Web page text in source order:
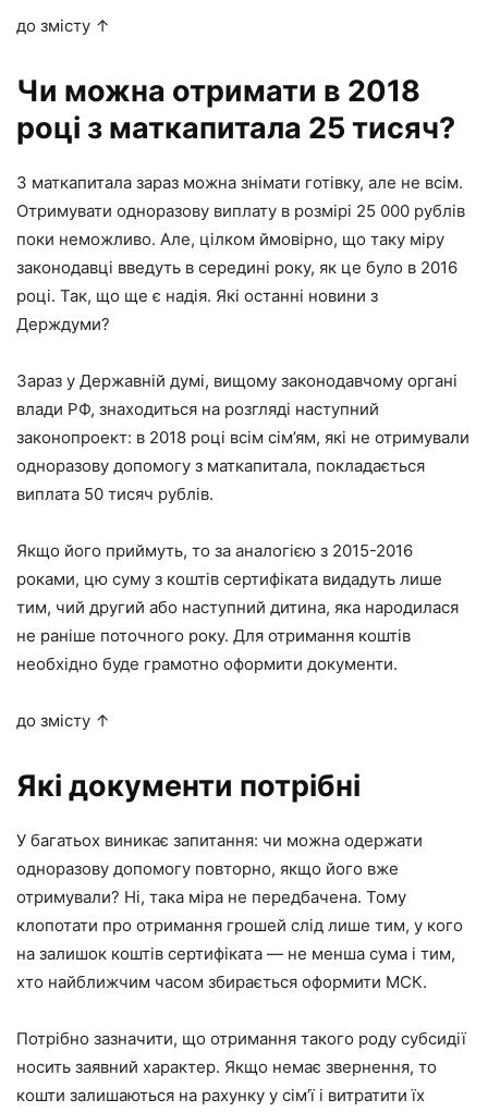
до змісту ↑
Чи можна отримати в 2018
році з маткапитала 25 тисяч?
З маткапитала зараз можна знімати готівку, але не всім.
Отримувати одноразову виплату в розмірі 25 000 рублів
поки неможливо. Але, цілком ймовірно, що таку міру
законодавці введуть в середині року, як це було в 2016
році. Так, що ще є надія. Які останні новини з
Держдуми?
Зараз у Державній думі, вищому законодавчому органі
влади РФ, знаходиться на розгляді наступний
законопроект: в 2018 році всім сім’ям, які не отримували
одноразову допомогу з маткапитала, покладається
виплата 50 тисяч рублів.
Якщо його приймуть, то за аналогією з 2015-2016
роками, цю суму з коштів сертифіката видадуть лише
тим, чий другий або наступний дитина, яка народилася
не раніше поточного року. Для отримання коштів
необхідно буде грамотно оформити документи.
до змісту ↑
Які документи потрібні
У багатьох виникає запитання: чи можна одержати
одноразову допомогу повторно, якщо його вже
отримували? Ні, така міра не передбачена. Тому
клопотати про отримання грошей слід лише тим, у кого
на залишок коштів сертифіката — не менша сума і тим,
хто найближчим часом збирається оформити МСК.
Потрібно зазначити, що отримання такого роду субсидії
носить заявний характер. Якщо немає звернення, то
кошти залишаються на рахунку у сім’ї і витратити їх